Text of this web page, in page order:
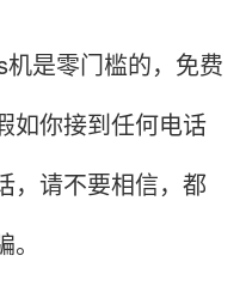
是零门槛的，免费
如你接到任何电话
，请不要相信，都